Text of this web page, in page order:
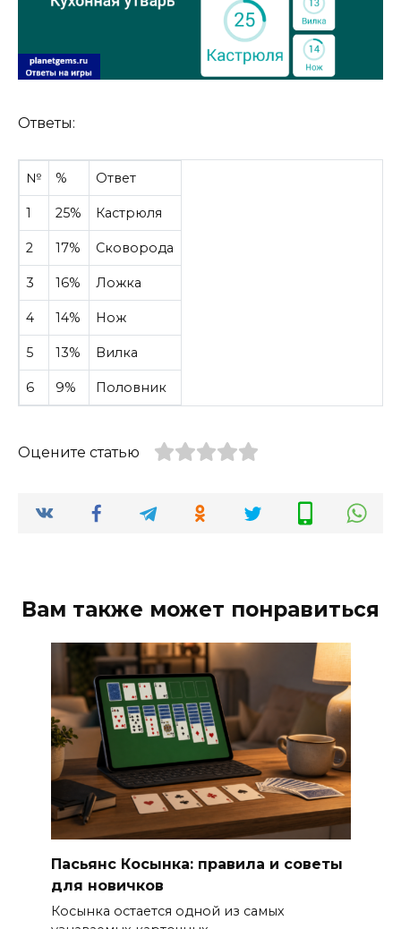
Ответы:
№ % Ответ
1 25% Кастрюля
2 17% Сковорода
3 16% Ложка
4 14% Нож
5 13% Вилка
6 9% Половник
Оцените статью
Вам также может понравиться
Пасьянс Косынка: правила и советы
для новичков
Косынка остается одной из самых